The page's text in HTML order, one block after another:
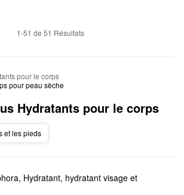
1-51 de 51 Résultats
pour le corps
pour peau sèche
Hydratants pour le corps
et les pieds
, Hydratant, hydratant visage et